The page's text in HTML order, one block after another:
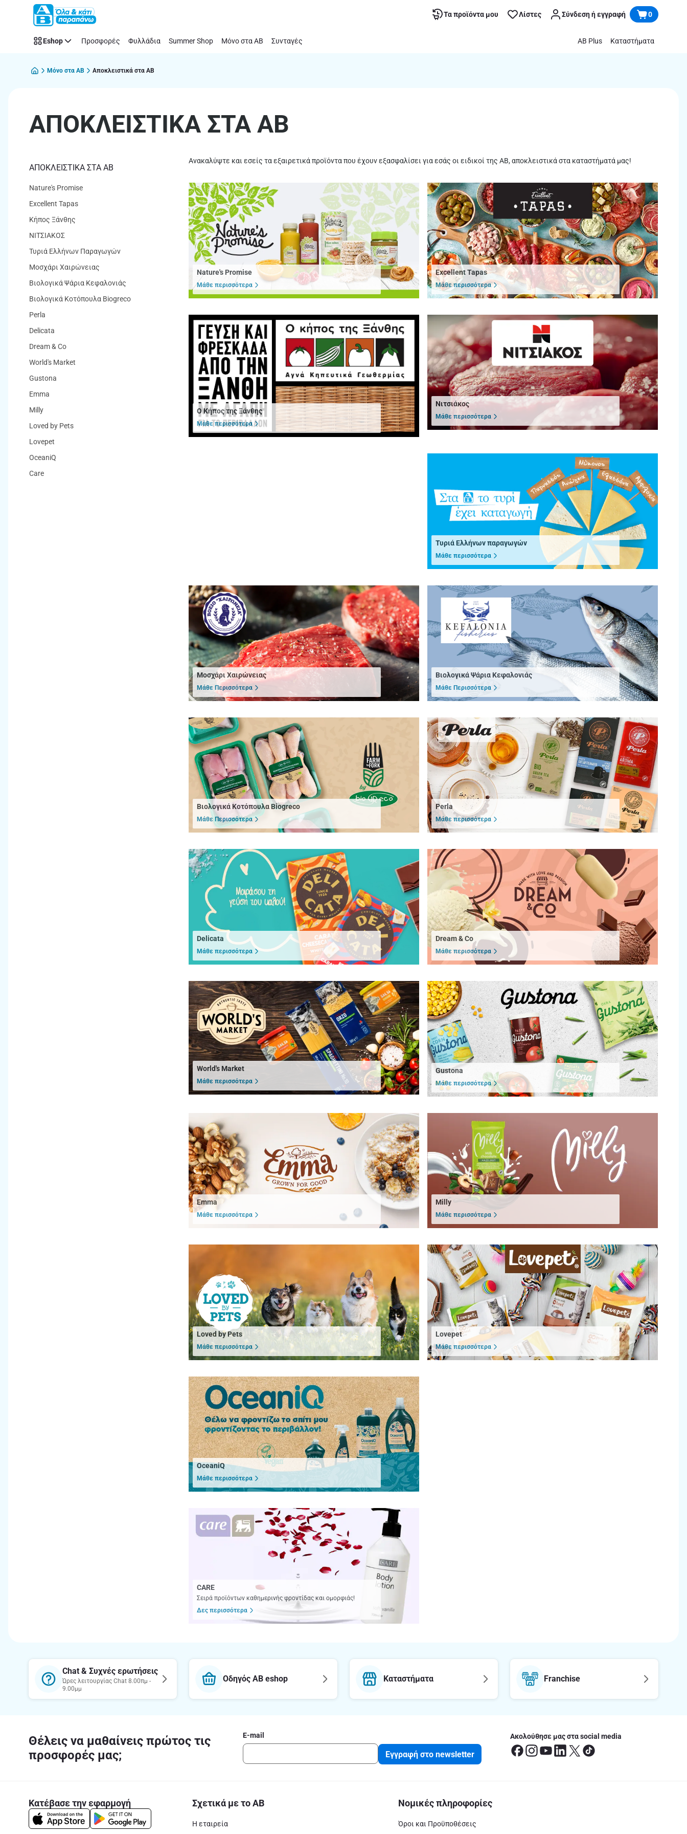
Παράλειψη
ΑΠΟΚΛΕΙΣΤΙΚΑ
Τα προϊόντα μου Λίστες Σύνδεση ή εγγραφή 0
Eshop Προσφορές Φυλλάδια Summer Shop Μόνο στα ΑΒ Συνταγές AB Plus Καταστήματα
Μόνο στα ΑΒ Αποκλειστικά στα ΑΒ
ΑΠΟΚΛΕΙΣΤΙΚΑ ΣΤΑ ΑΒ
ΑΠΟΚΛΕΙΣΤΙΚΑ ΣΤΑ ΑΒ
Nature's Promise
Excellent Tapas
Κήπος Ξάνθης
ΝΙΤΣΙΑΚΟΣ
Τυριά Ελλήνων Παραγωγών
Μοσχάρι Χαιρώνειας
Βιολογικά Ψάρια Κεφαλονιάς
Βιολογικά Κοτόπουλα Biogreco
Perla
Delicata
Dream & Co
World's Market
Gustona
Emma
Milly
Loved by Pets
Lovepet
OceaniQ
Care
Ανακαλύψτε και εσείς τα εξαιρετικά προϊόντα που έχουν εξασφαλίσει για εσάς οι ειδικοί της ΑΒ, αποκλειστικά στα καταστήματά μας!
Nature's Promise
Μάθε περισσότερα
Excellent Tapas
Μάθε περισσότερα
Ο Κήπος της Ξάνθης
Μάθε περισσότερα
Νιτσιάκος
Μάθε περισσότερα
Τυριά Ελλήνων παραγωγών
Μάθε περισσότερα
Μοσχάρι Χαιρώνειας
Μάθε Περισσότερα
Βιολογικά Ψάρια Κεφαλονιάς
Μάθε Περισσότερα
Βιολογικά Κοτόπουλα Biogreco
Μάθε Περισσότερα
Perla
Μάθε περισσότερα
Delicata
Μάθε περισσότερα
Dream & Co
Μάθε περισσότερα
World's Market
Μάθε περισσότερα
Gustona
Μάθε περισσότερα
Emma
Μάθε περισσότερα
Milly
Μάθε περισσότερα
Loved by Pets
Μάθε περισσότερα
Lovepet
Μάθε περισσότερα
OceaniQ
Μάθε περισσότερα
CARE
Σειρά προϊόντων καθημερινής φροντίδας και ομορφιάς!
Δες περισσότερα
Chat & Συχνές ερωτήσεις
Ώρες λειτουργίας Chat 8.00πμ -
9.00μμ
Οδηγός AB eshop Καταστήματα Franchise
Θέλεις να μαθαίνεις πρώτος τις
προσφορές μας;
E-mail
Εγγραφή στο newsletter
Ακολούθησε μας στα social media
Κατέβασε την εφαρμογή Σχετικά με το ΑΒ
Η εταιρεία
Νομικές πληροφορίες
Όροι και Προϋποθέσεις